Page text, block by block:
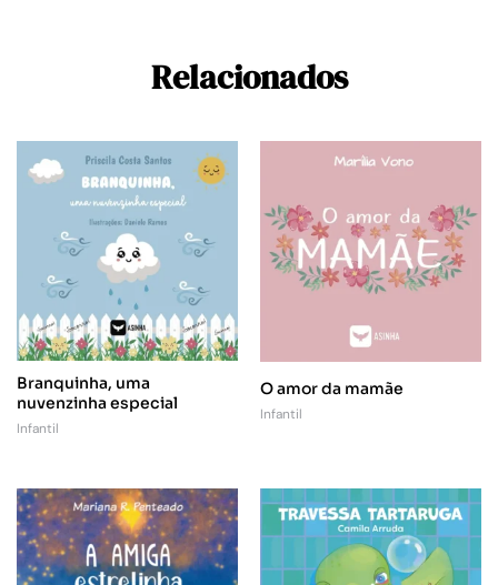
Relacionados
Branquinha, uma
nuvenzinha especial
Infantil
O amor da mamãe
Infantil